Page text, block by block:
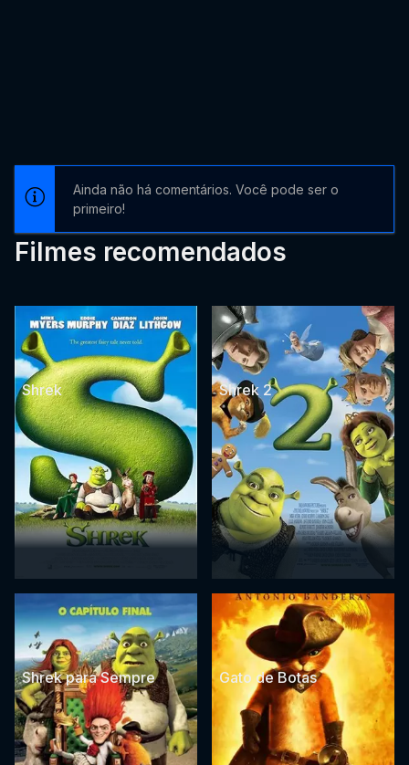
Ainda não há comentários. Você pode ser o
primeiro!
Filmes recomendados
Shrek Shrek 2
Shrek para Sempre Gato de Botas